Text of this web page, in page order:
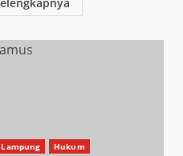
Hukum